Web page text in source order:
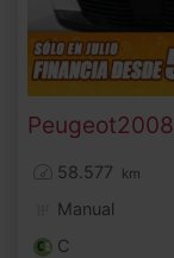
Peugeot2008
58.577 km
Manual
C